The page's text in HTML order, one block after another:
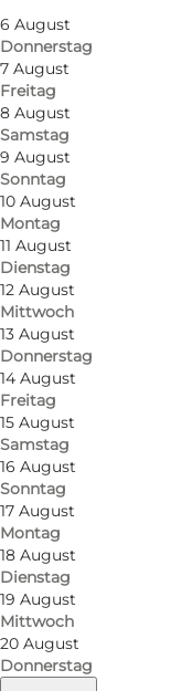
6 August
Donnerstag
7 August
Freitag
8 August
Samstag
9 August
Sonntag
10 August
Montag
11 August
Dienstag
12 August
Mittwoch
13 August
Donnerstag
14 August
Freitag
15 August
Samstag
16 August
Sonntag
17 August
Montag
18 August
Dienstag
19 August
Mittwoch
20 August
Donnerstag
Ein
ideal für
Nah am Universe
Parcs Nordborg
Eigener
Hütten und